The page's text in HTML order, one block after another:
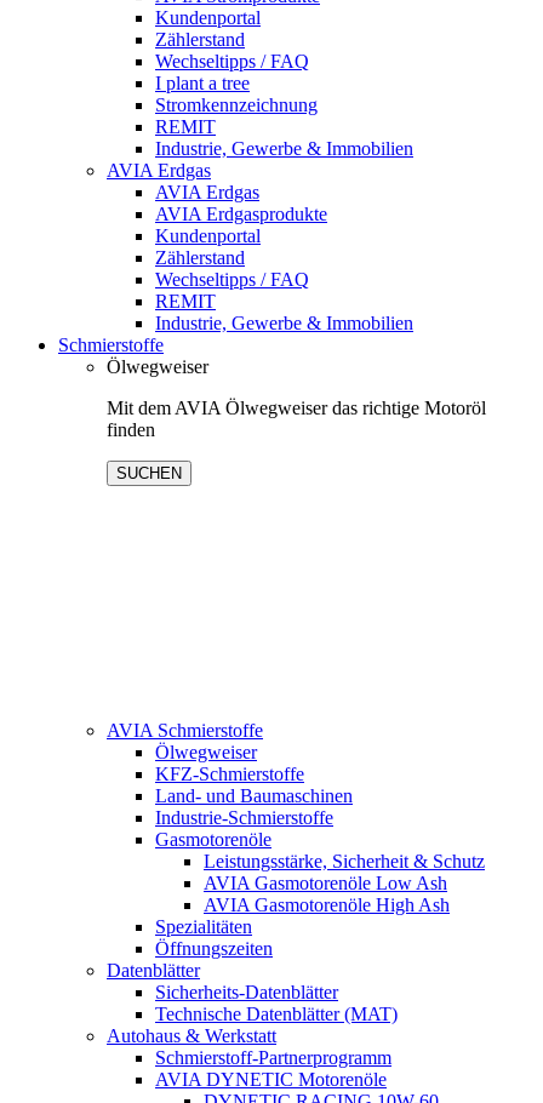
Kundenportal
Zählerstand
Wechseltipps / FAQ
I plant a tree
Stromkennzeichnung
REMIT
Industrie, Gewerbe & Immobilien
AVIA Erdgas
AVIA Erdgas
AVIA Erdgasprodukte
Kundenportal
Zählerstand
Wechseltipps / FAQ
REMIT
Industrie, Gewerbe & Immobilien
Schmierstoffe
Ölwegweiser
Mit dem AVIA Ölwegweiser das richtige Motoröl
finden
SUCHEN
AVIA Schmierstoffe
Ölwegweiser
KFZ-Schmierstoffe
Land- und Baumaschinen
Industrie-Schmierstoffe
Gasmotorenöle
Leistungsstärke, Sicherheit & Schutz
AVIA Gasmotorenöle Low Ash
AVIA Gasmotorenöle High Ash
Spezialitäten
Öffnungszeiten
Datenblätter
Sicherheits-Datenblätter
Technische Datenblätter (MAT)
Autohaus & Werkstatt
Schmierstoff-Partnerprogramm
AVIA DYNETIC Motorenöle